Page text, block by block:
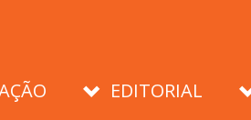
EDITORIAL